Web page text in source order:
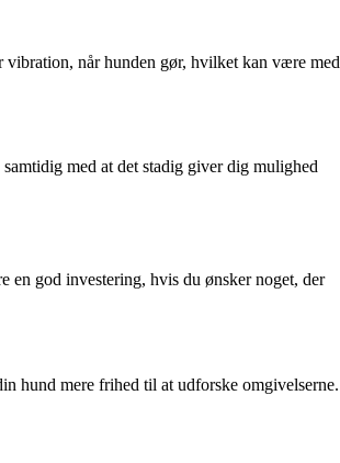
vibration, når hunden gør, hvilket kan være med
med at det stadig giver dig mulighed
en god investering, hvis du ønsker noget, der
hund mere frihed til at udforske omgivelserne.